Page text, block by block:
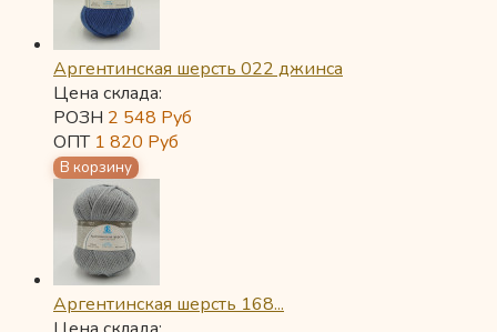
Аргентинская шерсть 022 джинса
Цена склада:
РОЗН 2 548 Руб
ОПТ 1 820 Руб
Аргентинская шерсть 168...